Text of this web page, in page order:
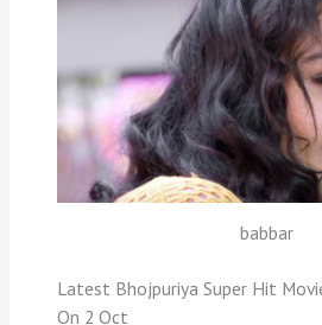
babbar
Latest Bhojpuriya Super Hit
On 2 Oct